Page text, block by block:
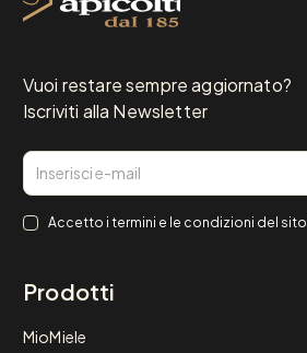
Vuoi restare sempre aggiornato?
Iscriviti alla Newsletter
Email
Consenso
Accetto i termini e le condizioni del sito
Prodotti
MioMiele